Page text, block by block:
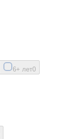
6+ лет0